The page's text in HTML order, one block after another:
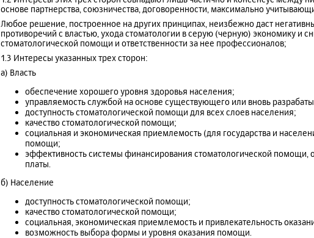
основе партнерства, союзничества, договоренности, максимально
Любое решение, построенное на других принципах, неизбежно даст
противоречий с властью, ухода стоматологии в серую (черную) экономику и
стоматологической помощи и ответственности за нее профессионалов;
1.3 Интересы указанных трех сторон:
а) Власть
обеспечение хорошего уровня здоровья населения;
управляемость службой на основе существующего или вновь
доступность стоматологической помощи для всех слоев населения;
качество стоматологической помощи;
социальная и экономическая приемлемость (для государства и
помощи;
эффективность системы финансирования стоматологической помощи,
платы.
б) Население
доступность стоматологической помощи;
качество стоматологической помощи;
социальная, экономическая приемлемость и привлекательность
возможность выбора формы и уровня оказания помощи.